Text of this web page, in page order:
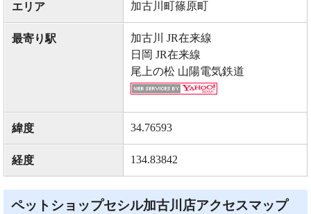
エリア 加古川町篠原町
最寄り駅
加古川 JR在来線
日岡 JR在来線
尾上の松 山陽電気鉄道
緯度 34.76593
経度 134.83842
ペットショップセシル加古川店アクセスマップ